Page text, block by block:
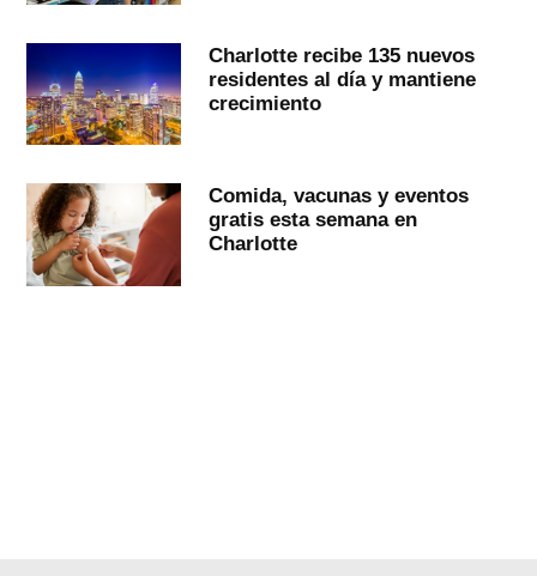
Charlotte recibe 135 nuevos
residentes al día y mantiene
crecimiento
Comida, vacunas y eventos
gratis esta semana en
Charlotte